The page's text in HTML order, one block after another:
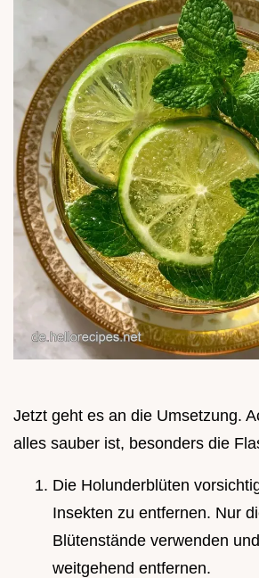
Jetzt geht es an die Umsetzung.
alles sauber ist, besonders die
Die Holunderblüten
Insekten zu entfernen. Nur
Blütenstände verwenden
weitgehend entfernen.